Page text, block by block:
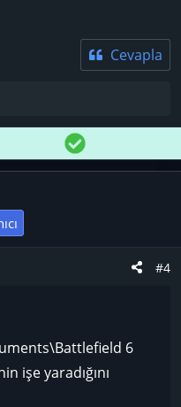
Cevapla
Ç
ö
#4
6
işe yaradığını